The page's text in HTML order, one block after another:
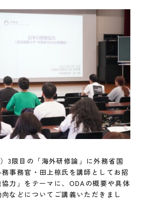
3限目の「海外研修論」に外務省国
事務官・田上椋氏を講師としてお招
力」をテーマに、ODAの概要や具体
などについてご講義いただきまし